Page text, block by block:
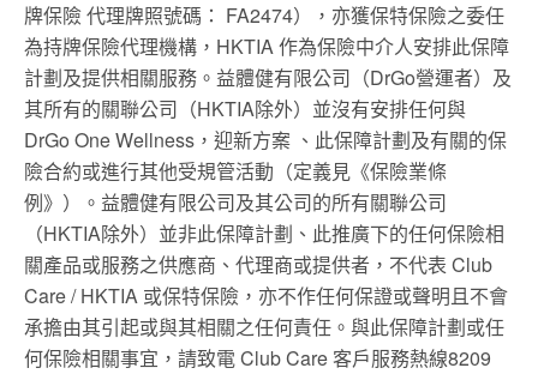
牌保險 代理牌照號碼： FA2474），亦獲保特保險之委任
為持牌保險代理機構，HKTIA 作為保險中介人安排此保障
計劃及提供相關服務。益體健有限公司（DrGo營運者）及
其所有的關聯公司（HKTIA除外）並沒有安排任何與
DrGo One Wellness，迎新方案 、此保障計劃及有關的保
險合約或進行其他受規管活動（定義見《保險業條
例》）。益體健有限公司及其公司的所有關聯公司
（HKTIA除外）並非此保障計劃、此推廣下的任何保險相
關產品或服務之供應商、代理商或提供者，不代表 Club
Care / HKTIA 或保特保險，亦不作任何保證或聲明且不會
承擔由其引起或與其相關之任何責任。與此保障計劃或任
何保險相關事宜，請致電 Club Care 客戶服務熱線8209